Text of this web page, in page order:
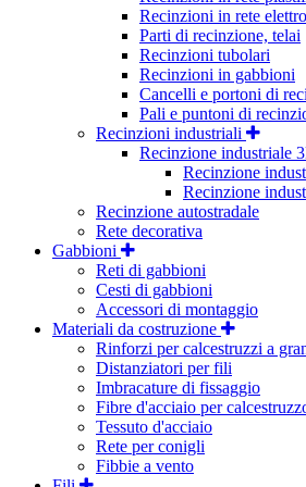
Recinzioni in rete
Parti di recinzione, telai
Recinzioni tubolari
Recinzioni in gabbioni
Cancelli e portoni di
Pali e puntoni di
Recinzioni industriali
Recinzione industriale
Recinzione
Recinzione
Recinzione autostradale
Rete decorativa
Gabbioni
Reti di gabbioni
Cesti di gabbioni
Accessori di montaggio
Materiali da costruzione
Rinforzi per calcestruzzi a
Distanziatori per fili
Imbracature di fissaggio
Fibre d'acciaio per
Tessuto d'acciaio
Rete per conigli
Fibbie a vento